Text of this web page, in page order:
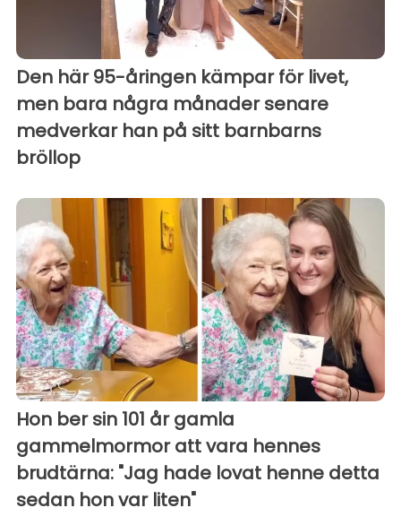
Den här 95-åringen kämpar för livet,
men bara några månader senare
medverkar han på sitt barnbarns
bröllop
Hon ber sin 101 år gamla
gammelmormor att vara hennes
brudtärna: "Jag hade lovat henne detta
sedan hon var liten"